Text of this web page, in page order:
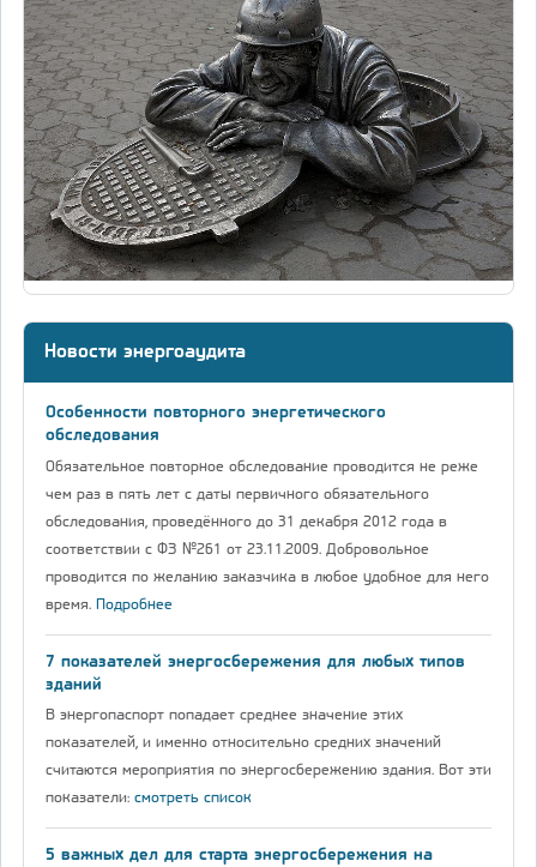
Новости энергоаудита
Особенности повторного энергетического
обследования
Обязательное повторное обследование проводится не реже
чем раз в пять лет с даты первичного обязательного
обследования, проведённого до 31 декабря 2012 года в
соответствии с ФЗ №261 от 23.11.2009. Добровольное
проводится по желанию заказчика в любое удобное для него
время. Подробнее
7 показателей энергосбережения для любых типов
зданий
В энергопаспорт попадает среднее значение этих
показателей, и именно относительно средних значений
считаются мероприятия по энергосбережению здания. Вот эти
показатели: смотреть список
5 важных дел для старта энергосбережения на